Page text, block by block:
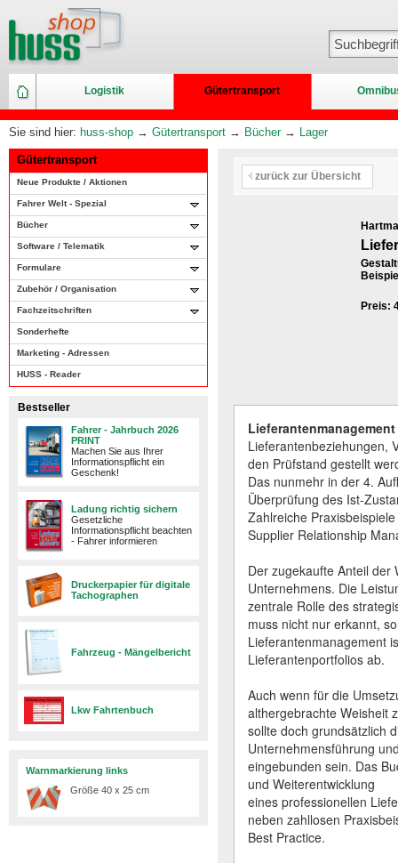
Logistik Gütertransport
Sie sind hier: huss-shop → Gütertransport → Bücher→ Lager
Gütertransport
Neue Produkte / Aktionen
Fahrer Welt - Spezial
Bücher
Software / Telematik
Formulare
Zubehör / Organisation
Fachzeitschriften
Sonderhefte
Marketing - Adressen
HUSS - Reader
Bestseller
Fahrer - Jahrbuch 2026
PRINT
Machen Sie aus Ihrer
Informationspflicht ein
Geschenk!
Ladung richtig sichern
Gesetzliche
Informationspflicht beachten
- Fahrer informieren
Druckerpapier für digitale
Tachographen
Fahrzeug - Mängelbericht
Lkw Fahrtenbuch
Warnmarkierung links
Größe 40 x 25 cm
zurück zur Übersicht
Preis:
Lieferantenmanagement
Lieferantenbeziehungen,
den Prüfstand gestellt
Das nunmehr in der 4.
Überprüfung des Ist-
Zahlreiche
Supplier Relationship
Der zugekaufte Anteil der
Unternehmens. Die
zentrale Rolle des
muss nicht nur erkannt,
Lieferantenmanagement
Lieferantenportfolios ab.
Auch wenn für die
althergebrachte Weisheit
sollte doch grundsätzlich
Unternehmensführung
eingebunden sein. Das
und Weiterentwicklung
eines professionellen
neben zahllosen
Best Practice.